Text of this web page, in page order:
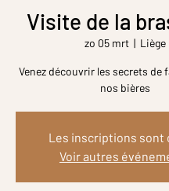
Visite de la
zo 05 mrt
  |
Liège
Venez découvrir les secrets de
nos bières
Les inscriptions sont
Voir autres